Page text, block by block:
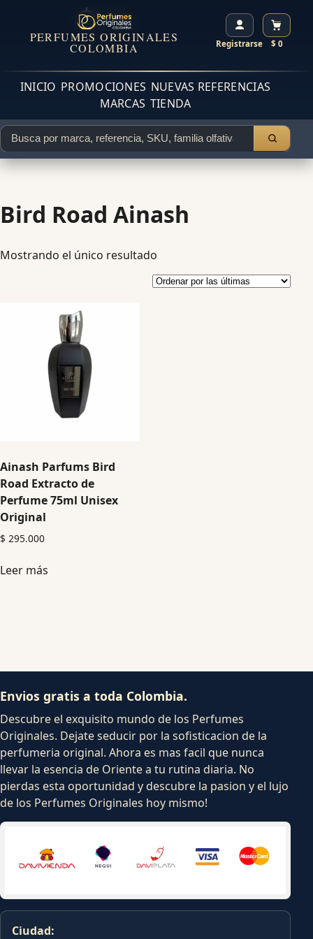
PERFUMES ORIGINALES
COLOMBIA Registrarse $ 0
INICIO PROMOCIONES NUEVAS REFERENCIAS
MARCAS TIENDA
Bird Road Ainash
Mostrando el único resultado
Ainash Parfums Bird
Road Extracto de
Perfume 75ml Unisex
Original
$ 295.000
Leer más
Envios gratis a toda Colombia.
Descubre el exquisito mundo de los Perfumes
Originales. Dejate seducir por la sofisticacion de la
perfumeria original. Ahora es mas facil que nunca
llevar la esencia de Oriente a tu rutina diaria. No
pierdas esta oportunidad y descubre la pasion y el lujo
de los Perfumes Originales hoy mismo!
Ciudad: